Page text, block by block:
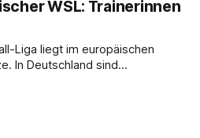
WSL: Trainerinnen
Liga liegt im europäischen
In Deutschland sind